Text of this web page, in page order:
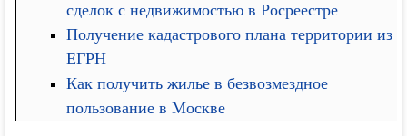
сделок с недвижимостью в Росреестре
Получение кадастрового плана территории из
ЕГРН
Как получить жилье в безвозмездное
пользование в Москве